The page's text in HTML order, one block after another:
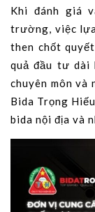
Khi đánh giá
trường, việc
then chốt
quả đầu tư dài
chuyên môn và
Bida Trọng
bida nội địa và